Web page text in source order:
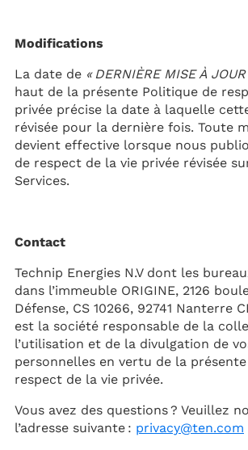
Modifications
La date de « DERNIÈRE MISE À JOUR
haut de la présente Politique de
privée précise la date à laquelle
révisée pour la dernière fois. Toute
devient effective lorsque nous
de respect de la vie privée révisée
Services.
Contact
Technip Energies N.V dont les
dans l’immeuble ORIGINE, 2126
Défense, CS 10266, 92741 Nanterre
est la société responsable de la
l’utilisation et de la divulgation de
personnelles en vertu de la
respect de la vie privée.
Vous avez des questions ? Veuillez
l’adresse suivante : privacy@ten.com